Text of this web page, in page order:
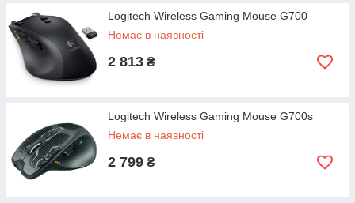
Logitech Wireless Gaming Mouse G700
Немає в наявності
2 813 ₴
Logitech Wireless Gaming Mouse G700s
Немає в наявності
2 799 ₴